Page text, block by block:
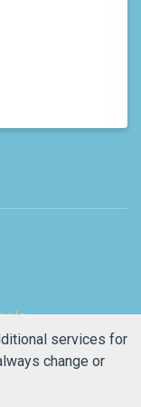
services for
change or